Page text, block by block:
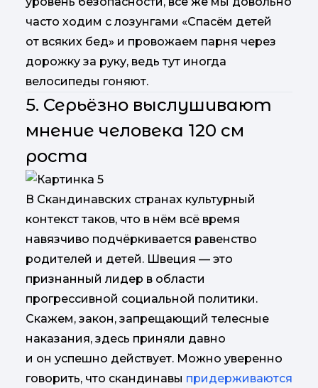
часто ходим с лозунгами «Спасём детей
от всяких бед» и провожаем парня через
дорожку за руку, ведь тут иногда
велосипеды гоняют.
5. Серьёзно выслушивают
мнение человека 120 см
роста
В Скандинавских странах культурный
контекст таков, что в нём всё время
навязчиво подчёркивается равенство
родителей и детей. Швеция — это
признанный лидер в области
прогрессивной социальной политики.
Скажем, закон, запрещающий телесные
наказания, здесь приняли давно
и он успешно действует. Можно уверенно
говорить, что скандинавы придерживаются